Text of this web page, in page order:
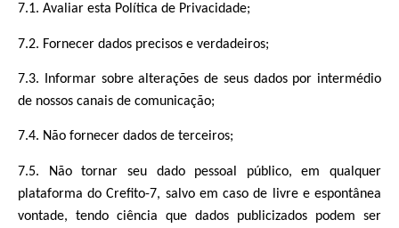
7.1. Avaliar esta Política de Privacidade;
7.2. Fornecer dados precisos e verdadeiros;
7.3. Informar sobre alterações de seus dados por intermédio
de nossos canais de comunicação;
7.4. Não fornecer dados de terceiros;
7.5. Não tornar seu dado pessoal público, em qualquer
plataforma do Crefito-7, salvo em caso de livre e espontânea
vontade, tendo ciência que dados publicizados podem ser